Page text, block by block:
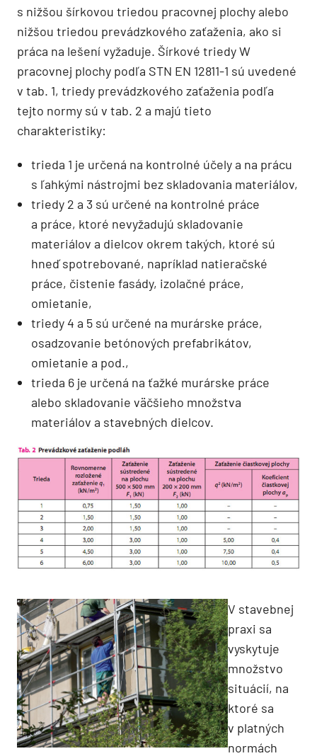
s nižšou šírkovou triedou pracovnej plochy alebo
nižšou triedou prevádzkového zaťaženia, ako si
práca na lešení vyžaduje. Šírkové triedy W
pracovnej plochy podľa STN EN 12811-1 sú uvedené
v tab. 1, triedy prevádzkového zaťaženia podľa
tejto normy sú v tab. 2 a majú tieto
charakteristiky:
trieda 1 je určená na kontrolné účely a na prácu
s ľahkými nástrojmi bez skladovania materiálov,
triedy 2 a 3 sú určené na kontrolné práce
a práce, ktoré nevyžadujú skladovanie
materiálov a dielcov okrem takých, ktoré sú
hneď spotrebované, napríklad natieračské
práce, čistenie fasády, izolačné práce,
omietanie,
triedy 4 a 5 sú určené na murárske práce,
osadzovanie betónových prefabrikátov,
omietanie a pod.,
trieda 6 je určená na ťažké murárske práce
alebo skladovanie väčšieho množstva
materiálov a stavebných dielcov.
V stavebnej
praxi sa
vyskytuje
množstvo
situácií, na
ktoré sa
v platných
normách